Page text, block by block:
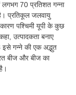
70 प्रतिशत गन्ना
प्रतिकूल जलवायु
पश्चिमी यूपी के कुछ
उत्पादकता बनाए
गन्ने की एक अद्भुत
बीज और बीज का